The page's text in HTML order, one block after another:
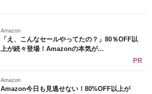
Amazon
「え、こんなセールやってたの？」80％OFF以
上が続々登場！Amazonの本気が...
PR
Amazon
Amazon今日も見逃せない！80%OFF以上が